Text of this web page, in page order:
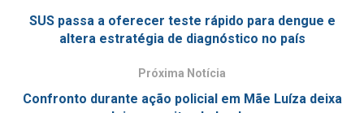
SUS passa a oferecer teste rápido para dengue e
altera estratégia de diagnóstico no país
Próxima Notícia
Confronto durante ação policial em Mãe Luíza deixa